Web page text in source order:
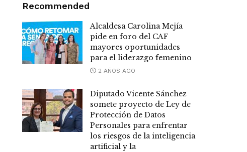
Recommended
Alcaldesa Carolina Mejía
pide en foro del CAF
mayores oportunidades
para el liderazgo femenino
2 AÑOS AGO
Diputado Vicente Sánchez
somete proyecto de Ley de
Protección de Datos
Personales para enfrentar
los riesgos de la inteligencia
artificial y la